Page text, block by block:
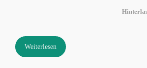
Weiterlesen